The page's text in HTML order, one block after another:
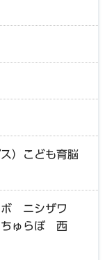
）こども育脳
ボ ニシザワ
ちゅらぼ 西